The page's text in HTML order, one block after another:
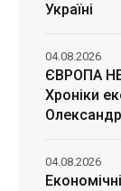
Україні
ЄВРОПА
Хроніки
04.08.2026
04.08.2026